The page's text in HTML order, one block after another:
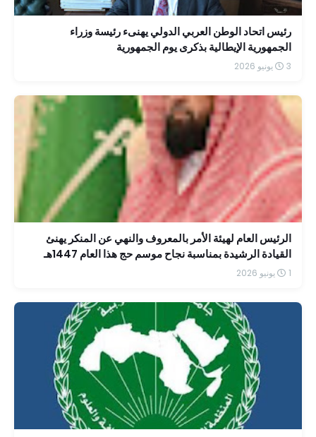
رئيس اتحاد الوطن العربي الدولي يهنىء رئيسة وزراء
الجمهورية الإيطالية بذكرى يوم الجمهورية
3 يونيو 2026
الرئيس العام لهيئة الأمر بالمعروف والنهي عن المنكر يهنئ
القيادة الرشيدة بمناسبة نجاح موسم حج هذا العام 1447هـ
1 يونيو 2026